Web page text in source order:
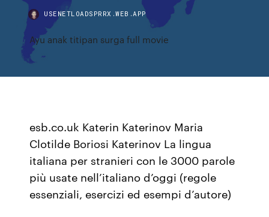
USENETLOADSPRRX.WEB.APP
Ayu anak titipan surga full movie
esb.co.uk Katerin Katerinov Maria
Clotilde Boriosi Katerinov La lingua
italiana per stranieri con le 3000 parole
più usate nell’italiano d’oggi (regole
essenziali, esercizi ed esempi d’autore)